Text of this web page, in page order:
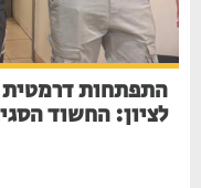
התפתחות דרמטית
לציון: החשוד